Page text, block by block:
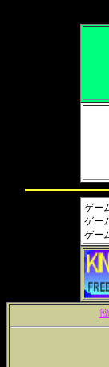
ゲー
ゲー
ゲー